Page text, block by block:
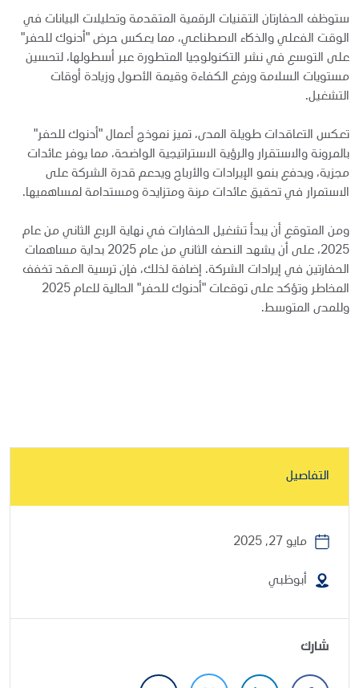
ستوظف الحفارتان التقنيات الرقمية المتقدمة وتحليلات البيانات في
الوقت الفعلي والذكاء الاصطناعي، مما يعكس حرض "أدنوك للحفر"
على التوسع في نشر التكنولوجيا المتطورة عبر أسطولها، لتحسين
مستويات السلامة ورفع الكفاءة وقيمة الأصول وزيادة أوقات
التشغيل.
تعكس التعاقدات طويلة المدى، تميز نموذج أعمال "أدنوك للحفر"
بالمرونة والاستقرار والرؤية الاستراتيجية الواضحة، مما يوفر عائدات
مجزية، ويدفع بنمو الإيرادات والأرباح ويدعم قدرة الشركة على
الاستمرار في تحقيق عائدات مرنة ومتزايدة ومستدامة لمساهميها.
ومن المتوقع أن يبدأ تشغيل الحفارات في نهاية الربع الثاني من عام
2025، على أن يشهد النصف الثاني من عام 2025 بداية مساهمات
الحفارتين في إيرادات الشركة. إضافة لذلك، فإن ترسية العقد تخفف
المخاطر وتؤكد على توقعات "أدنوك للحفر" الحالية للعام 2025
وللمدى المتوسط.
التفاصيل
مايو 27, 2025
أبوظبي
شارك